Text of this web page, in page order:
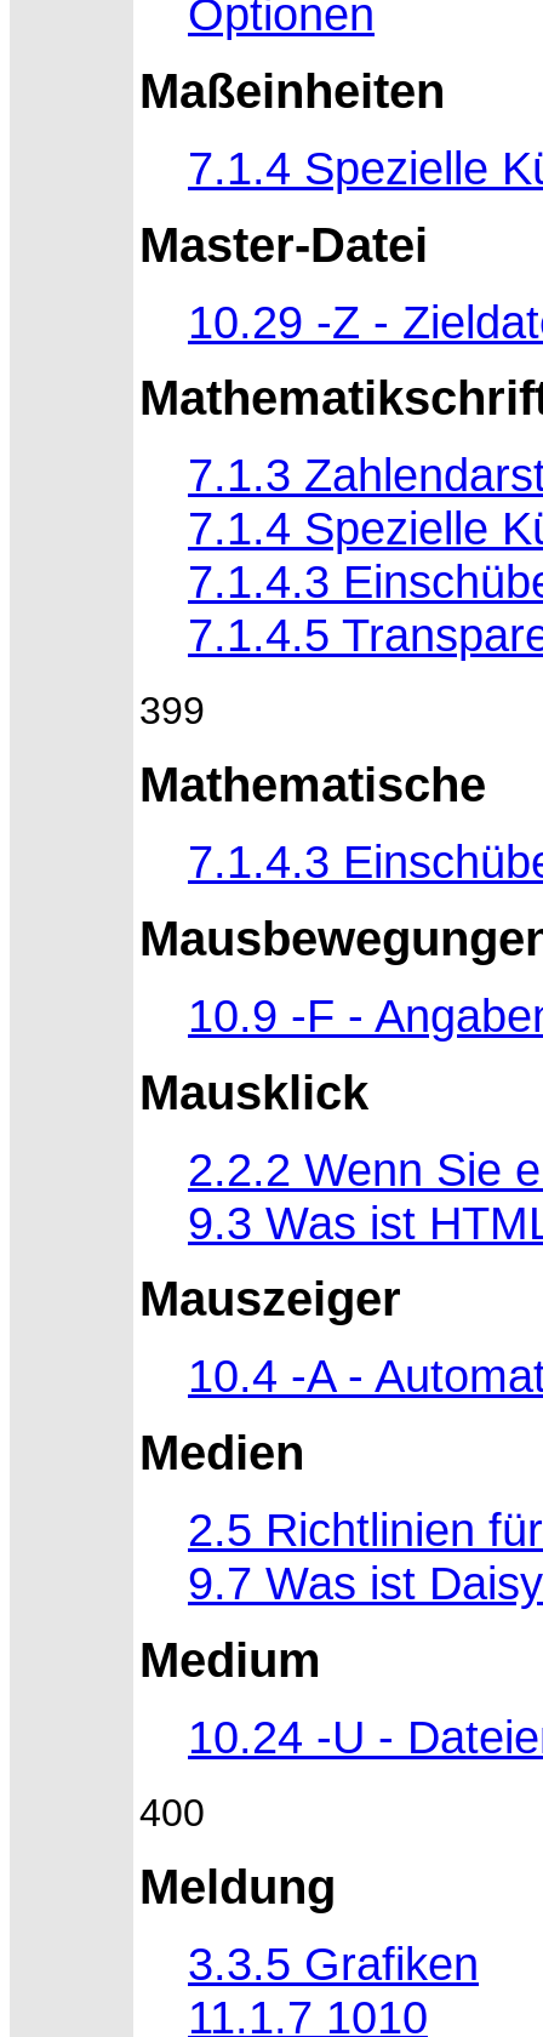
Optionen
Maßeinheiten
7.1.4 Spezielle
Master-Datei
10.29 -Z -
7.1.3
7.1.4 Spezielle
7.1.4.3
7.1.4.5
399
Mathematische
7.1.4.3
10.9 -F -
Mausklick
2.2.2 Wenn Sie
9.3 Was ist
Mauszeiger
10.4 -A -
Medien
2.5 Richtlinien
9.7 Was ist
Medium
10.24 -U -
400
Meldung
3.3.5 Grafiken
11.1.7 1010